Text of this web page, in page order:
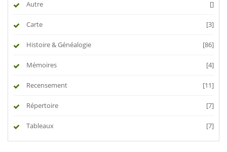
Autre []
Carte [3]
Histoire & Généalogie [86]
Mémoires [4]
Recensement [11]
Répertoire [7]
Tableaux [7]